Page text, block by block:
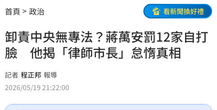
首頁 政治 看新聞換好禮
卸責中央無專法？蔣萬安罰12家自打
臉 他揭「律師市長」怠惰真相
記者 程正邦 報導
2026/05/19 21:22:00